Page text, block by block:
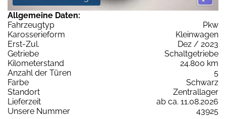
Allgemeine Daten:
Fahrzeugtyp
Pkw
Karosserieform
Kleinwagen
Erst-Zul.
Dez / 2023
Getriebe
Schaltgetriebe
Kilometerstand
24.800 km
Anzahl der Türen
5
Farbe
Schwarz
Standort
Zentrallager
Lieferzeit
ab ca. 11.08.2026
Unsere Nummer
43925